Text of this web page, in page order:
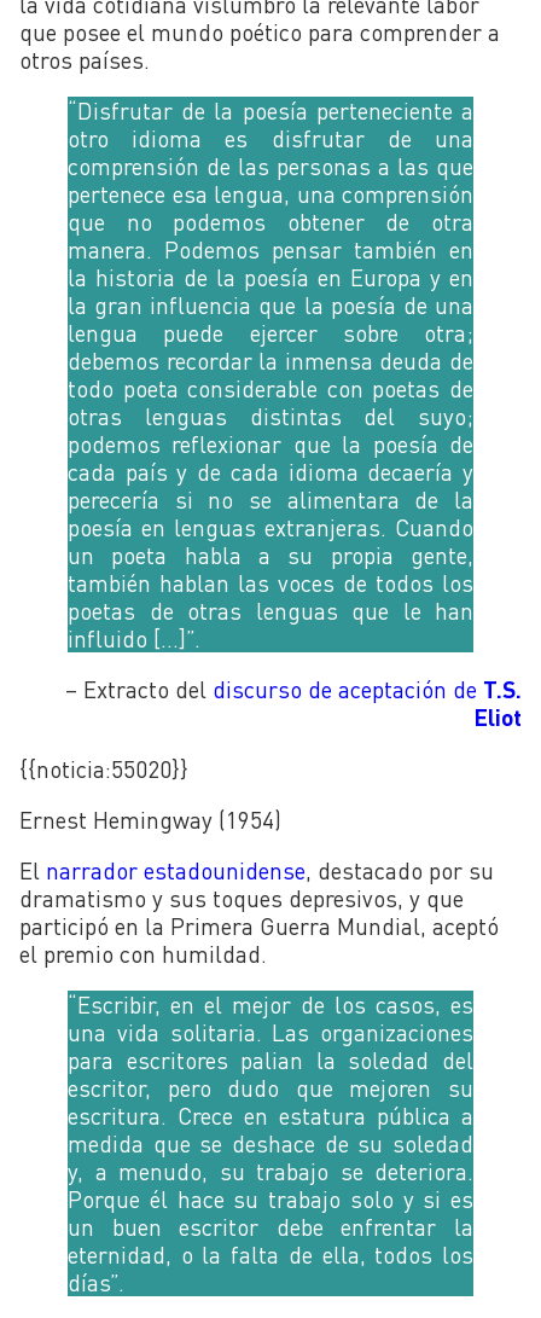
que posee el mundo poético para comprender a
otros países.
“Disfrutar de la poesía perteneciente a
otro idioma es disfrutar de una
comprensión de las personas a las que
pertenece esa lengua, una comprensión
que no podemos obtener de otra
manera. Podemos pensar también en
la historia de la poesía en Europa y en
la gran influencia que la poesía de una
lengua puede ejercer sobre otra;
debemos recordar la inmensa deuda de
todo poeta considerable con poetas de
otras lenguas distintas del suyo;
podemos reflexionar que la poesía de
cada país y de cada idioma decaería y
perecería si no se alimentara de la
poesía en lenguas extranjeras. Cuando
un poeta habla a su propia gente,
también hablan las voces de todos los
poetas de otras lenguas que le han
influido […]”.
– Extracto del discurso de aceptación de T.S.
Eliot
{{noticia:55020}}
Ernest Hemingway (1954)
El narrador estadounidense, destacado por su
dramatismo y sus toques depresivos, y que
participó en la Primera Guerra Mundial, aceptó
el premio con humildad.
“Escribir, en el mejor de los casos, es
una vida solitaria. Las organizaciones
para escritores palian la soledad del
escritor, pero dudo que mejoren su
escritura. Crece en estatura pública a
medida que se deshace de su soledad
y, a menudo, su trabajo se deteriora.
Porque él hace su trabajo solo y si es
un buen escritor debe enfrentar la
eternidad, o la falta de ella, todos los
días”.